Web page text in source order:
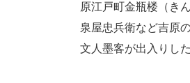
原江戸町金瓶楼（き
泉屋忠兵衛など吉原
文人墨客が出入りし